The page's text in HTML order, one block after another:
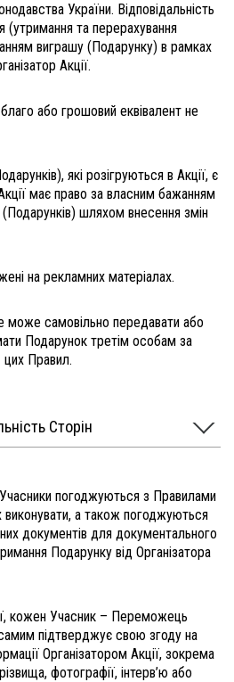
України. Відповідальність
(утримання та перерахування
виграшу (Подарунку) в рамках
Акції.
або грошовий еквівалент не
які розігруються в Акції, є
має право за власним бажанням
(Подарунків) шляхом внесення змін
на рекламних матеріалах.
може самовільно передавати або
Подарунок третім особам за
Правил.
Сторін
Учасники погоджуються з Правилами
виконувати, а також погоджуються
документів для документального
Подарунку від Організатора
кожен Учасник – Переможець
підтверджує свою згоду на
Організатором Акції, зокрема
фотографії, інтерв’ю або